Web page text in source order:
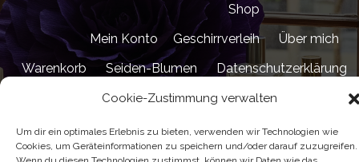
Cookie-Zustimmung verwalten
Um dir ein optimales Erlebnis zu bieten, verwenden wir Technologien wie
Cookies, um Geräteinformationen zu speichern und/oder darauf zuzugreifen.
Mein Konto
Shop
Geschirrverleih
Über mich
Warenkorb
Seiden-Blumen Datenschutzerklärung
von AF themes.